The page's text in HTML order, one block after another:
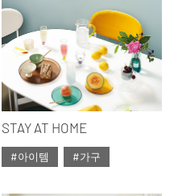
#파스텔
STAY AT HOME
#아이템
#가구